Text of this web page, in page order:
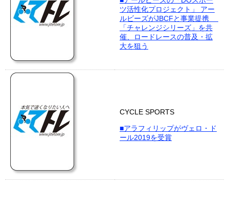
ツ活性化プロジェクト」 アー
ルビーズがJBCFと事業提携
「チャレンジシリーズ」を共
催、ロードレースの普及・拡
大を狙う
CYCLE SPORTS
■アラフィリップがヴェロ・ド
ール2019を受賞